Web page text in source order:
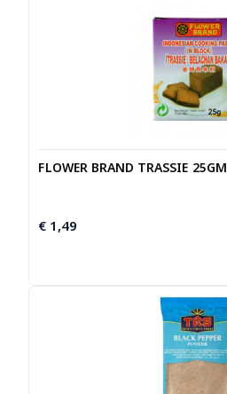
FLOWER BRAND TRASSIE 25GM
€ 1,49